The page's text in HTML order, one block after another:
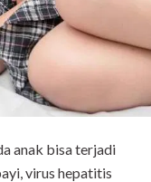
anak bisa terjadi
virus hepatitis